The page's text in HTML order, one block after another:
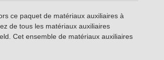
ce paquet de matériaux auxiliaires à
de tous les matériaux auxiliaires
Cet ensemble de matériaux auxiliaires